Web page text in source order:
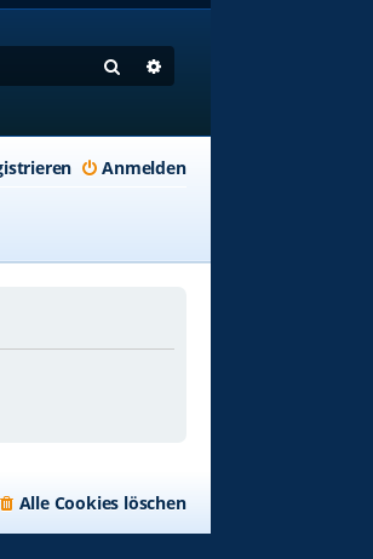
Suche
Anmelden
Alle Cookies löschen